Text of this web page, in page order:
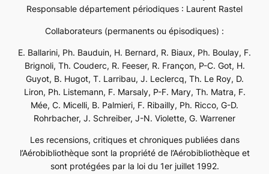
Responsable département périodiques : Laurent Rastel
Collaborateurs (permanents ou épisodiques) :
E. Ballarini, Ph. Bauduin, H. Bernard, R. Biaux, Ph. Boulay, F.
Brignoli, Th. Couderc, R. Feeser, R. Françon, P-C. Got, H.
Guyot, B. Hugot, T. Larribau, J. Leclercq, Th. Le Roy, D.
Liron, Ph. Listemann, F. Marsaly, P-F. Mary, Th. Matra, F.
Mée, C. Micelli, B. Palmieri, F. Ribailly, Ph. Ricco, G-D.
Rohrbacher, J. Schreiber, J-N. Violette, G. Warrener
Les recensions, critiques et chroniques publiées dans
l’Aérobibliothèque sont la propriété de l’Aérobibliothèque et
sont protégées par la loi du 1er juillet 1992.